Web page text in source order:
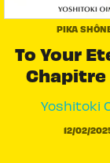
PIKA
To Your
Chapitre
Yoshitoki
12/02/